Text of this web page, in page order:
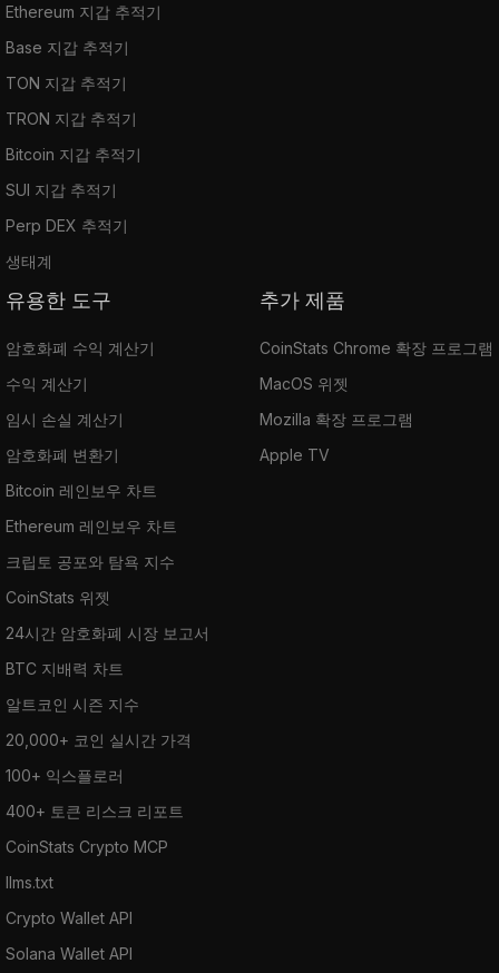
Ethereum 지갑 추적기
Base 지갑 추적기
TON 지갑 추적기
TRON 지갑 추적기
Bitcoin 지갑 추적기
SUI 지갑 추적기
Perp DEX 추적기
생태계
유용한 도구
암호화폐 수익 계산기
수익 계산기
임시 손실 계산기
암호화폐 변환기
Bitcoin 레인보우 차트
Ethereum 레인보우 차트
크립토 공포와 탐욕 지수
CoinStats 위젯
24시간 암호화폐 시장 보고서
BTC 지배력 차트
알트코인 시즌 지수
20,000+ 코인 실시간 가격
100+ 익스플로러
400+ 토큰 리스크 리포트
CoinStats Crypto MCP
llms.txt
Crypto Wallet API
Solana Wallet API
추가 제품
CoinStats Chrome 확장 프로그램
MacOS 위젯
Mozilla 확장 프로그램
Apple TV